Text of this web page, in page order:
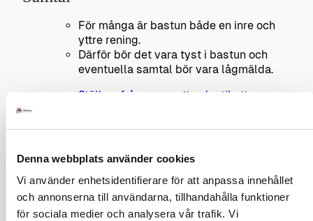
Denna webbplats använder cookies
Vi använder enhetsidentifierare för att anpassa innehållet
och annonserna till användarna, tillhandahålla funktioner
för sociala medier och analysera vår trafik. Vi
För många är bastun både en inre och
yttre rening.
Därför bör det vara tyst i bastun och
eventuella samtal bör vara lågmälda.
Ställ en fråga om vett och etikett